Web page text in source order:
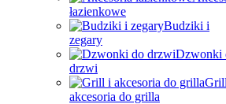
łazienkowe
Budziki i
zegary
Dzwonki
drzwi
akcesoria do grilla